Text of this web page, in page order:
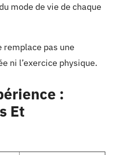
mode de vie de chaque
remplace pas une
ni l’exercice physique.
:
Et